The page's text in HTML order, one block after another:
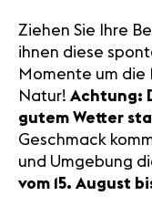
Ziehen Sie Ihre
ihnen diese
Momente um die
Natur! Achtung:
gutem Wetter
Geschmack
und Umgebung
vom 15. August